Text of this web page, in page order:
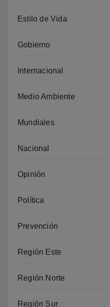
Estilo de Vida
Gobierno
Internacional
Medio Ambiente
Mundiales
Nacional
Opinión
Política
Prevención
Región Este
Región Norte
Región Sur